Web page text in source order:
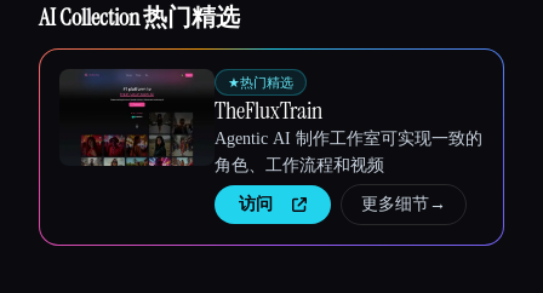
Esc
AI Collection 热门精选
★热门精选
TheFluxTrain
Agentic AI 制作工作室可实现一致的
角色、工作流程和视频
访问 更多细节→